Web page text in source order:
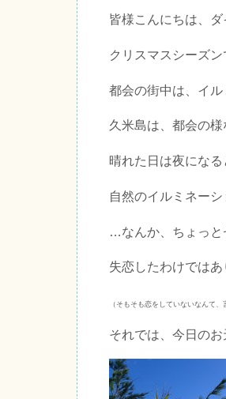
皆様こんにちは、ダ
クリスマスシーズン
都会の街中は、イ
久米島は、都会の
晴れた日は夜にな
自然のイルミネー
…なんか、ちょっと
失恋したわけでは
（そもそも恋をしていないなんて、
それでは、今日のお